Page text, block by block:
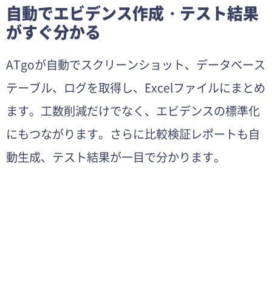
自動でエビデンス作成・テスト結果
がすぐ分かる
ATgoが自動でスクリーンショット、データベース
テーブル、ログを取得し、Excelファイルにまとめ
ます。工数削減だけでなく、エビデンスの標準化
にもつながります。さらに比較検証レポートも自
動生成、テスト結果が一目で分かります。